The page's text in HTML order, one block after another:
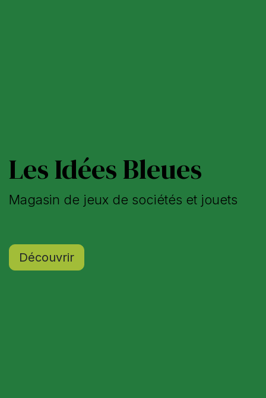
Les Idées Bleues
Magasin de jeux de sociétés et jouets
Découvri​r